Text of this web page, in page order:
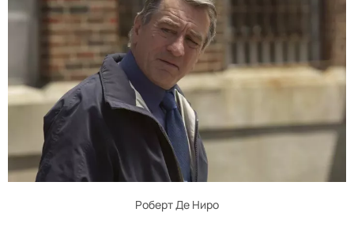
Роберт Де Ниро